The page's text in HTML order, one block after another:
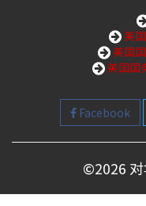
美
美国
美国国
Facebook
©2026